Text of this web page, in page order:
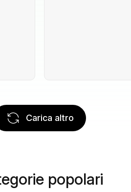
Carica altro
popolari